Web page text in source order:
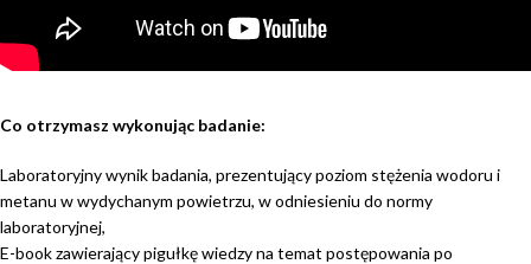
Co otrzymasz wykonując badanie:
Laboratoryjny wynik badania, prezentujący poziom stężenia wodoru i
metanu w wydychanym powietrzu, w odniesieniu do normy
laboratoryjnej,
E-book zawierający pigułkę wiedzy na temat postępowania po